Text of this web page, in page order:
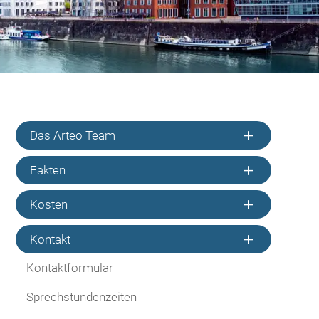
Das Arteo Team L
Fakten L
Kosten L
Kontakt L
Kontaktformular
Sprechstundenzeiten